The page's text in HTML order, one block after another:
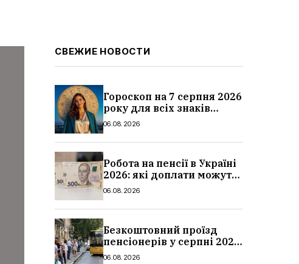
СВЕЖИЕ НОВОСТИ
Гороскоп на 7 серпня 2026
року для всіх знаків
зодіаку: кому пощастить у
06.08.2026
Робота на пенсії в Україні
2026: які доплати можуть
скасувати, про що
06.08.2026
Безкоштовний проїзд
пенсіонерів у серпні 2026
в Україні: де діє пільга,
06.08.2026